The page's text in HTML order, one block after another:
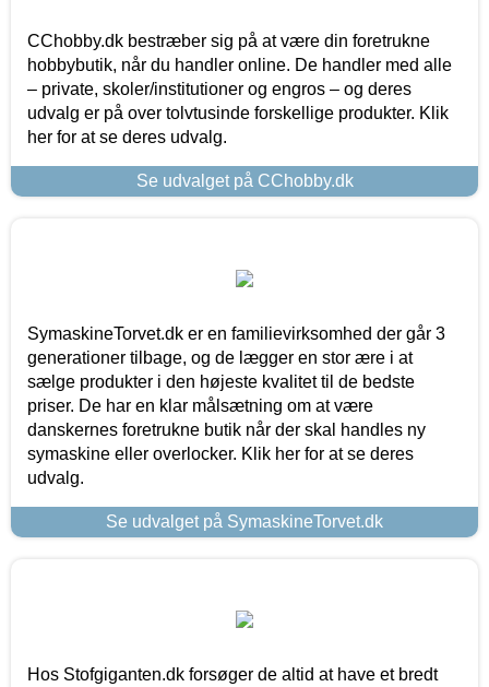
CChobby.dk bestræber sig på at være din foretrukne
hobbybutik, når du handler online. De handler med alle
– private, skoler/institutioner og engros – og deres
udvalg er på over tolvtusinde forskellige produkter. Klik
her for at se deres udvalg.
Se udvalget på CChobby.dk
SymaskineTorvet.dk er en familievirksomhed der går 3
generationer tilbage, og de lægger en stor ære i at
sælge produkter i den højeste kvalitet til de bedste
priser. De har en klar målsætning om at være
danskernes foretrukne butik når der skal handles ny
symaskine eller overlocker. Klik her for at se deres
udvalg.
Se udvalget på SymaskineTorvet.dk
Hos Stofgiganten.dk forsøger de altid at have et bredt